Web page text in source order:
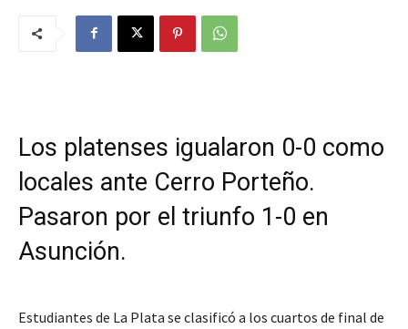
Los platenses igualaron 0-0 como
locales ante Cerro Porteño.
Pasaron por el triunfo 1-0 en
Asunción.
Estudiantes de La Plata se clasificó a los cuartos de final de